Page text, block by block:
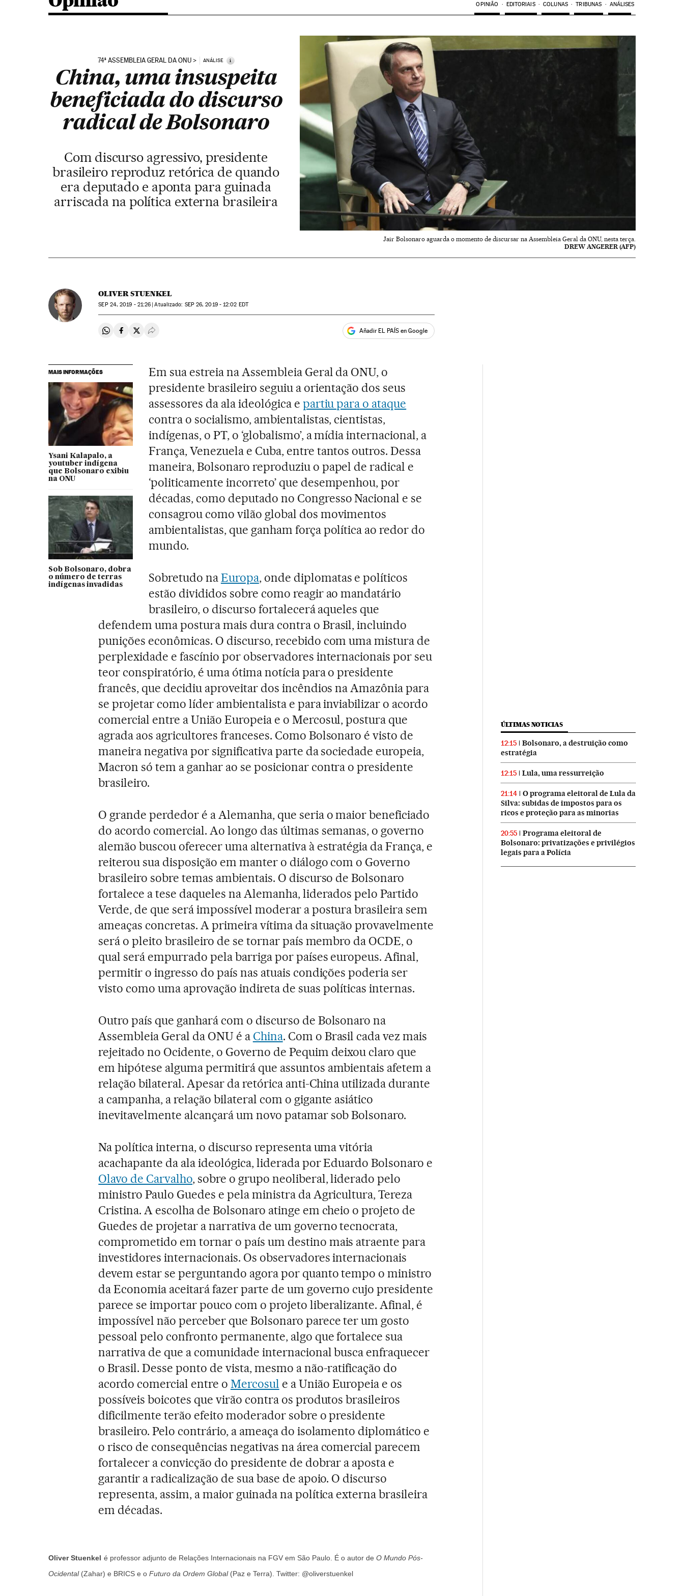
OPINIÃO EDITORIAIS COLUNAS TRIBUNAS ANÁLISES
74ª ASSEMBLEIA GERAL DA ONU ANÁLISE i
China, uma insuspeita
beneficiada do discurso
radical de Bolsonaro
Com discurso agressivo, presidente
brasileiro reproduz retórica de quando
era deputado e aponta para guinada
arriscada na política externa brasileira
Jair Bolsonaro aguarda o momento de discursar na Assembleia Geral da ONU, nesta terça.
DREW ANGERER (AFP)
OLIVER STUENKEL
SEP24, 2019 - 21:26 atualizado: SEP26, 2019 - 12:02 EDT
Compartir en Whatsapp
Compartir en Facebook
Compartir en Twitter
Desplegar Redes Sociales Añadir EL PAÍS en Google
MAIS INFORMAÇÕES
Ysani Kalapalo, a
youtuber indígena
que Bolsonaro exibiu
na ONU
Sob Bolsonaro, dobra
o número de terras
indígenas invadidas
Em sua estreia na Assembleia Geral da ONU, o
presidente brasileiro seguiu a orientação dos seus
assessores da ala ideológica e partiu para o ataque
contra o socialismo, ambientalistas, cientistas,
indígenas, o PT, o ‘globalismo’, a mídia internacional, a
França, Venezuela e Cuba, entre tantos outros. Dessa
maneira, Bolsonaro reproduziu o papel de radical e
‘politicamente incorreto’ que desempenhou, por
décadas, como deputado no Congresso Nacional e se
consagrou como vilão global dos movimentos
ambientalistas, que ganham força política ao redor do
mundo.
Sobretudo naEuropa, onde diplomatas e políticos
estão divididos sobre como reagir ao mandatário
brasileiro, o discurso fortalecerá aqueles que
defendem uma postura mais dura contra o Brasil, incluindo
punições econômicas. O discurso, recebido com uma mistura de
perplexidade e fascínio por observadores internacionais por seu
teor conspiratório, é uma ótima notícia para o presidente
francês, que decidiu aproveitar dos incêndios na Amazônia para
se projetar como líder ambientalista e para inviabilizar o acordo
comercial entre a União Europeia e o Mercosul, postura que
agrada aos agricultores franceses. Como Bolsonaro é visto de
maneira negativa por significativa parte da sociedade europeia,
Macron só tem a ganhar ao se posicionar contra o presidente
brasileiro.
O grande perdedor é a Alemanha, que seria o maior beneficiado
do acordo comercial. Ao longo das últimas semanas, o governo
alemão buscou oferecer uma alternativa à estratégia da França, e
reiterou sua disposição em manter o diálogo com o Governo
brasileiro sobre temas ambientais. O discurso de Bolsonaro
fortalece a tese daqueles na Alemanha, liderados pelo Partido
Verde, de que será impossível moderar a postura brasileira sem
ameaças concretas. A primeira vítima da situação provavelmente
será o pleito brasileiro de se tornar país membro da OCDE, o
qual será empurrado pela barriga por países europeus. Afinal,
permitir o ingresso do país nas atuais condições poderia ser
visto como uma aprovação indireta de suas políticas internas.
Outro país que ganhará com o discurso de Bolsonaro na
Assembleia Geral da ONU é a China. Com o Brasil cada vez mais
rejeitado no Ocidente, o Governo de Pequim deixou claro que
em hipótese alguma permitirá que assuntos ambientais afetem a
relação bilateral. Apesar da retórica anti-China utilizada durante
a campanha, a relação bilateral com o gigante asiático
inevitavelmente alcançará um novo patamar sob Bolsonaro.
Na política interna, o discurso representa uma vitória
acachapante da ala ideológica, liderada por Eduardo Bolsonaro e
Olavo de Carvalho, sobre o grupo neoliberal, liderado pelo
ministro Paulo Guedes e pela ministra da Agricultura, Tereza
Cristina. A escolha de Bolsonaro atinge em cheio o projeto de
Guedes de projetar a narrativa de um governo tecnocrata,
comprometido em tornar o país um destino mais atraente para
investidores internacionais. Os observadores internacionais
devem estar se perguntando agora por quanto tempo o ministro
da Economia aceitará fazer parte de um governo cujo presidente
parece se importar pouco com o projeto liberalizante. Afinal, é
impossível não perceber que Bolsonaro parece ter um gosto
pessoal pelo confronto permanente, algo que fortalece sua
narrativa de que a comunidade internacional busca enfraquecer
o Brasil. Desse ponto de vista, mesmo a não-ratificação do
acordo comercial entre o Mercosul e a União Europeia e os
possíveis boicotes que virão contra os produtos brasileiros
dificilmente terão efeito moderador sobre o presidente
brasileiro. Pelo contrário, a ameaça do isolamento diplomático e
o risco de consequências negativas na área comercial parecem
fortalecer a convicção do presidente de dobrar a aposta e
garantir a radicalização de sua base de apoio. O discurso
representa, assim, a maior guinada na política externa brasileira
em décadas.
Oliver Stuenkel é professor adjunto de Relações Internacionais na FGV em São Paulo. É o autor de O Mundo Pós-
Ocidental(Zahar) e BRICS e o Futuro da Ordem Global(Paz e Terra). Twitter: @oliverstuenkel
ÚLTIMAS NOTICIAS
12:15
Bolsonaro, a destruição como
estratégia
12:15 Lula, uma ressurreição
21:14
O programa eleitoral de Lula da
Silva: subidas de impostos para os
ricos e proteção para as minorias
20:55
Programa eleitoral de
Bolsonaro: privatizações e privilégios
legais para a Polícia